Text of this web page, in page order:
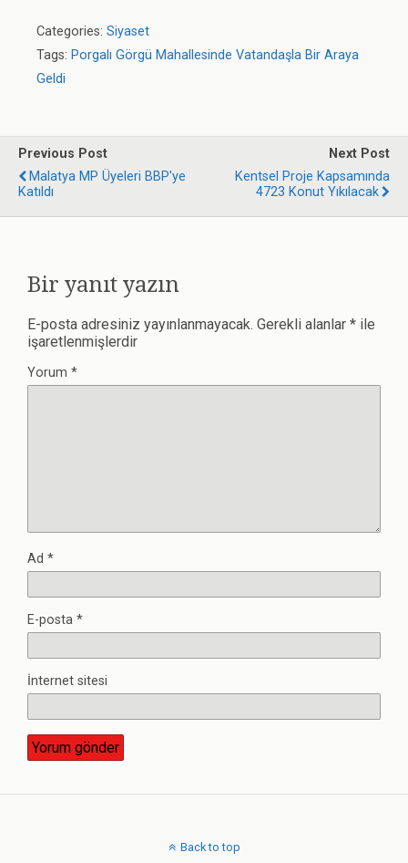
Categories: Siyaset
Tags: Porgalı Görgü Mahallesinde Vatandaşla Bir Araya
Geldi
Previous Post
Malatya MP Üyeleri BBP'ye
Katıldı
Next Post
Kentsel Proje Kapsamında
4723 Konut Yıkılacak
Bir yanıt yazın
E-posta adresiniz yayınlanmayacak. Gerekli alanlar * ile
işaretlenmişlerdir
Yorum *
Ad *
E-posta *
İnternet sitesi
Back to top